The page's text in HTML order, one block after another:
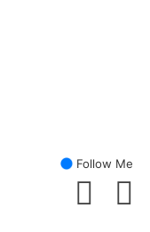
Follow Me